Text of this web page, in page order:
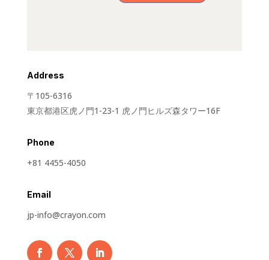
Address
〒105-6316
東京都港区虎ノ門1-23-1 虎ノ門ヒルズ森タワー16F
Phone
+81 4455-4050
Email
jp-info@crayon.com